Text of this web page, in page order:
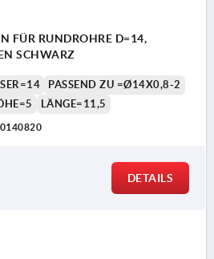
FÜR RUNDROHRE D=14,
SCHWARZ
PASSEND ZU =Ø14X0,8-2
LÄNGE=11,5
DETAILS